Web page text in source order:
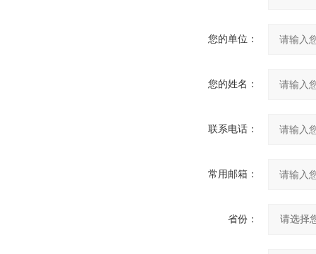
您的单位：
您的姓名：
联系电话：
常用邮箱：
省份：